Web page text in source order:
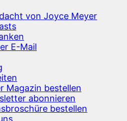
von Joyce Meyer
E-Mail
Magazin bestellen
abonnieren
bestellen